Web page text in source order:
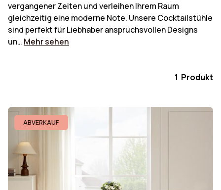
vergangener Zeiten und verleihen Ihrem Raum
gleichzeitig eine moderne Note. Unsere Cocktailstühle
sind perfekt für Liebhaber anspruchsvollen Designs
un… Mehr sehen
1 Produkt
ABVERKAUF